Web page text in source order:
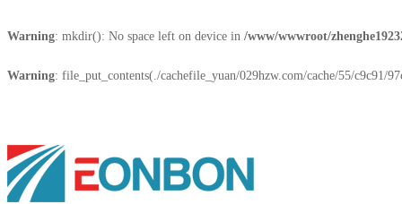
Warning: mkdir(): No space left on device in /www/wwwroot/
Warning: file_put_contents(./cachefile_yuan/029hzw.com/cache/55/